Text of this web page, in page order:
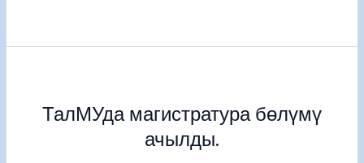
ТалМУда магистратура бөлүмү
ачылды.
бөлүмү